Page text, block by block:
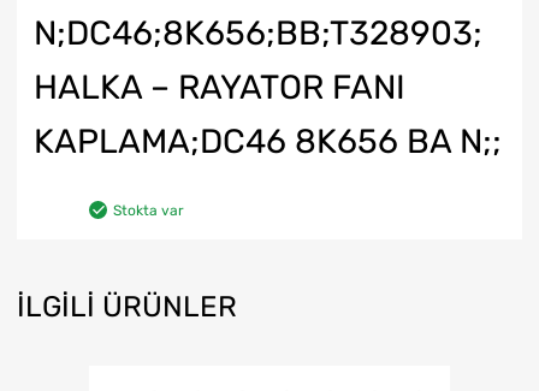
N;DC46;8K656;BB;T328903;
HALKA – RAYATOR FANI
KAPLAMA;DC46 8K656 BA N;;
Stokta var
İLGILI ÜRÜNLER